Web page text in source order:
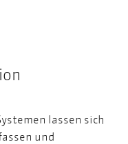
lassen sich
und